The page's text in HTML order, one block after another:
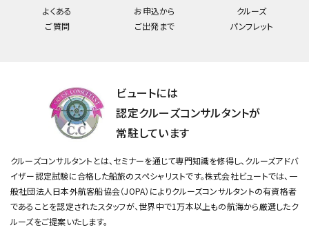
よくある
ご質問
お申込から
ご出発まで
クルーズ
パンフレット
ビュートには
認定クルーズコンサルタントが
常駐しています
クルーズコンサルタントとは、セミナーを通じて専門知識を修得し、クルーズアドバ
イザー認定試験に合格した船旅のスペシャリストです。株式会社ビュートでは、一
般社団法人日本外航客船協会（JOPA）によりクルーズコンサルタントの有資格者
であることを認定されたスタッフが、世界中で1万本以上もの航海から厳選したク
ルーズをご提案いたします。